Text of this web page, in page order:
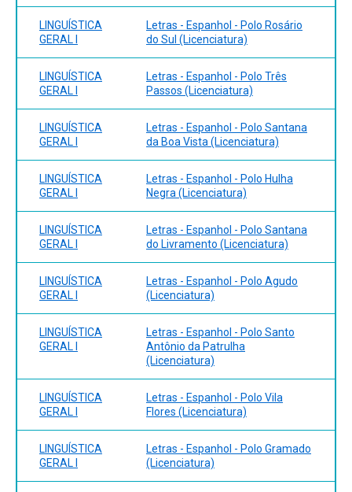
LINGUÍSTICA
GERAL I
Letras - Espanhol - Polo Rosário
do Sul (Licenciatura)
LINGUÍSTICA
GERAL I
Letras - Espanhol - Polo Três
Passos (Licenciatura)
LINGUÍSTICA
GERAL I
Letras - Espanhol - Polo Santana
da Boa Vista (Licenciatura)
LINGUÍSTICA
GERAL I
Letras - Espanhol - Polo Hulha
Negra (Licenciatura)
LINGUÍSTICA
GERAL I
Letras - Espanhol - Polo Santana
do Livramento (Licenciatura)
LINGUÍSTICA
GERAL I
Letras - Espanhol - Polo Agudo
(Licenciatura)
LINGUÍSTICA
GERAL I
Letras - Espanhol - Polo Santo
Antônio da Patrulha
(Licenciatura)
LINGUÍSTICA
GERAL I
Letras - Espanhol - Polo Vila
Flores (Licenciatura)
LINGUÍSTICA
GERAL I
Letras - Espanhol - Polo Gramado
(Licenciatura)